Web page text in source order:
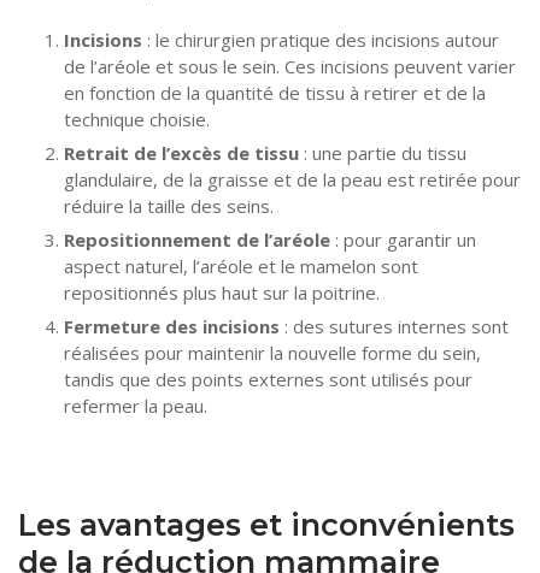
Incisions : le chirurgien pratique des incisions autour
de l’aréole et sous le sein. Ces incisions peuvent varier
en fonction de la quantité de tissu à retirer et de la
technique choisie.
Retrait de l’excès de tissu: une partie du tissu
glandulaire, de la graisse et de la peau est retirée pour
réduire la taille des seins.
Repositionnement de l’aréole: pour garantir un
aspect naturel, l’aréole et le mamelon sont
repositionnés plus haut sur la poitrine.
Fermeture des incisions : des sutures internes sont
réalisées pour maintenir la nouvelle forme du sein,
tandis que des points externes sont utilisés pour
refermer la peau.
Les avantages et inconvénients
de la réduction mammaire